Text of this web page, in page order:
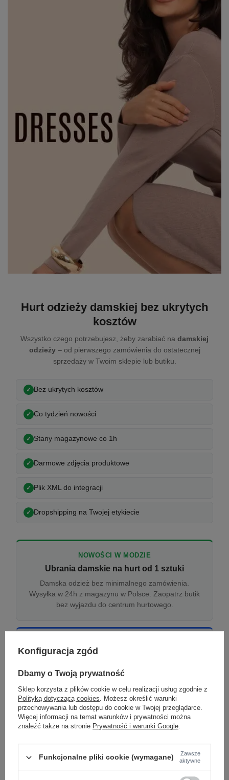
Hurt odzieży damskiej bez ukrytych
kosztów
Wszystko czego potrzebujesz, żeby zarabiać na damskiej
odzieży– od pierwszego zamówienia do ostatecznej
sprzedaży w Twoim sklepie lub butiku.
Bez ukrytych kosztów
Co tydzień nowości
Stany magazynowe co 1h
Darmowe zdjęcia produktowe
Plik XML do integracji
Dropshipping na Twojej etykiecie
NOWOŚCI W MODZIE
Ubrania damskie na hurt od 1 sztuki
Damska odzież bez minimalnego zamówienia.
Wysyłka w 24h z magazynu w Polsce. Zaopatrz butik
bez wyjazdu do centrum hurtowego.
Odzież damska hurtowo online
Internetowa hurtownia damska z plikiem XML/CSV.
Aktualizacja stanów co godzinę.
DROPSHIPPING
Damskie ubrania w dropshippingu
Hurt odzieży damskiej z wysyłką na etykiecie Twojego
sklepu w całej UE. Zero magazynu, zero
Konfiguracja zgód
Dbamy o Twoją prywatność
Sklep korzysta z plików cookie w celu realizacji usług zgodnie z
Polityką dotyczącą cookies. Możesz określić warunki
przechowywania lub dostępu do cookie w Twojej przeglądarce.
Więcej informacji na temat warunków i prywatności można
znaleźć także na stronie Prywatność i warunki Google.
Funkcjonalne pliki cookie (wymagane)
Zawsze
aktywne